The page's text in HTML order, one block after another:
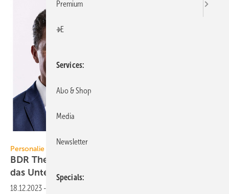
Personalie
BDR Thermea: CEO Bertrand Schmitt verlässt
das Unternehmen
18.12.2023 -
Premium
+E
Services
Abo & Shop
Media
Newsletter
Specials